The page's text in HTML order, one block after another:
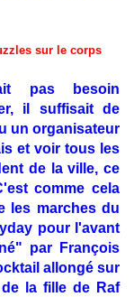
sur le corps
pas besoin
il suffisait de
un organisateur
et voir tous les
de la ville, ce
comme cela
les marches du
pour l'avant
par François
allongé sur
la fille de Raf